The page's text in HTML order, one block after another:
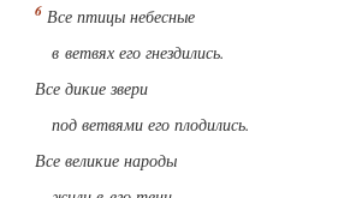
Все птицы небесные
в ветвях его гнездились.
Все дикие звери
под ветвями его плодились.
Все великие народы